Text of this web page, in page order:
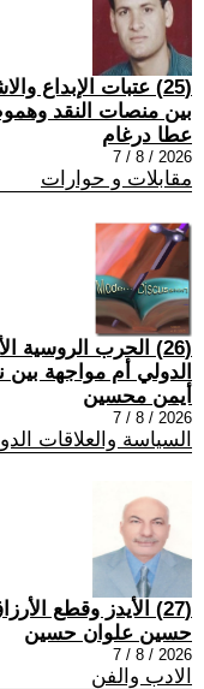
(25) عتبات الإبداع
بين منصات النقد وهموم
عطا درغام
2026 / 8 / 7
مقابلات و حوارات
(26) الحرب الروسية
الدولي أم مواجهة
أيمن محسين
2026 / 8 / 7
السياسة والعلاقات
(27) الأيدز وقطع الأرزاق ونَعْنَعة الضلوع
حسين علوان حسين
2026 / 8 / 7
الادب والفن